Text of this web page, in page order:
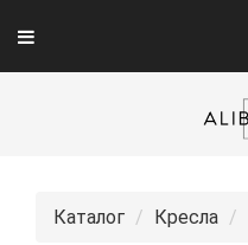
Toggle
navigation
Каталог Кресла